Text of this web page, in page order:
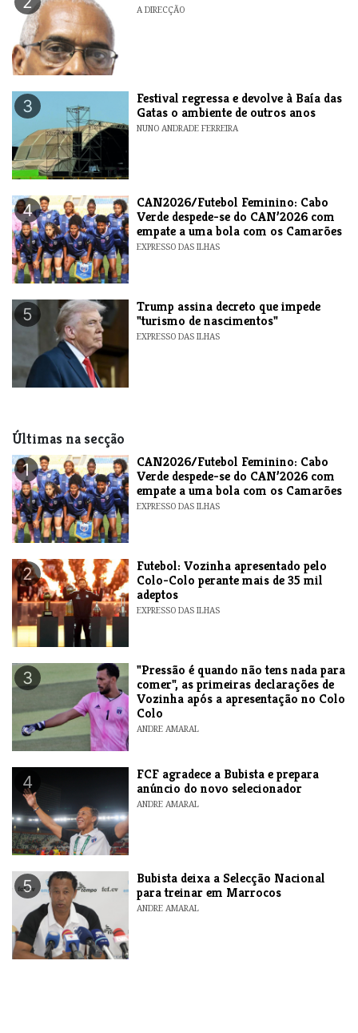
A DIRECÇÃO
3
Festival regressa e devolve à Baía das
Gatas o ambiente de outros anos
NUNO ANDRADE FERREIRA
4
CAN2026/Futebol Feminino: Cabo
Verde despede-se do CAN’2026 com
empate a uma bola com os Camarões
EXPRESSO DAS ILHAS
5
Trump assina decreto que impede
"turismo de nascimentos"
EXPRESSO DAS ILHAS
Últimas na secção
1
CAN2026/Futebol Feminino: Cabo
Verde despede-se do CAN’2026 com
empate a uma bola com os Camarões
EXPRESSO DAS ILHAS
2
Futebol: Vozinha apresentado pelo
Colo-Colo perante mais de 35 mil
adeptos
EXPRESSO DAS ILHAS
3
"Pressão é quando não tens nada para
comer", as primeiras declarações de
Vozinha após a apresentação no Colo
Colo
ANDRE AMARAL
4
FCF agradece a Bubista e prepara
anúncio do novo selecionador
ANDRE AMARAL
5
Bubista deixa a Selecção Nacional
para treinar em Marrocos
ANDRE AMARAL